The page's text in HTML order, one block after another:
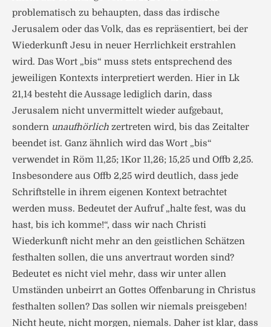
problematisch zu behaupten, dass das irdische
Jerusalem oder das Volk, das es repräsentiert, bei der
Wiederkunft Jesu in neuer Herrlichkeit erstrahlen
wird. Das Wort „bis“ muss stets entsprechend des
jeweiligen Kontexts interpretiert werden. Hier in Lk
21,14 besteht die Aussage lediglich darin, dass
Jerusalem nicht unvermittelt wieder aufgebaut,
sondern unaufhörlich zertreten wird, bis das Zeitalter
beendet ist. Ganz ähnlich wird das Wort „bis“
verwendet in Röm 11,25; 1Kor 11,26; 15,25 und Offb 2,25.
Insbesondere aus Offb 2,25 wird deutlich, dass jede
Schriftstelle in ihrem eigenen Kontext betrachtet
werden muss. Bedeutet der Aufruf „halte fest, was du
hast, bis ich komme!“, dass wir nach Christi
Wiederkunft nicht mehr an den geistlichen Schätzen
festhalten sollen, die uns anvertraut worden sind?
Bedeutet es nicht viel mehr, dass wir unter allen
Umständen unbeirrt an Gottes Offenbarung in Christus
festhalten sollen? Das sollen wir niemals preisgeben!
Nicht heute, nicht morgen, niemals. Daher ist klar, dass